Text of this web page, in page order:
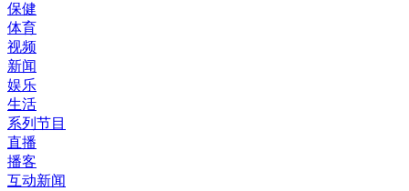
保健
体育
视频
新闻
娱乐
生活
系列节目
直播
播客
互动新闻